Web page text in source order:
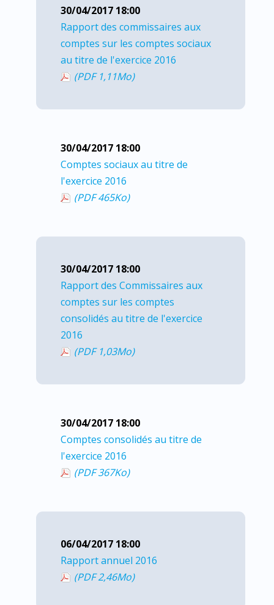
30/04/2017 18:00
Rapport des commissaires aux
comptes sur les comptes sociaux
au titre de l'exercice 2016
(PDF 1,11Mo)
30/04/2017 18:00
Comptes sociaux au titre de
l'exercice 2016
(PDF 465Ko)
30/04/2017 18:00
Rapport des Commissaires aux
comptes sur les comptes
consolidés au titre de l'exercice
2016
(PDF 1,03Mo)
30/04/2017 18:00
Comptes consolidés au titre de
l'exercice 2016
(PDF 367Ko)
06/04/2017 18:00
Rapport annuel 2016
(PDF 2,46Mo)